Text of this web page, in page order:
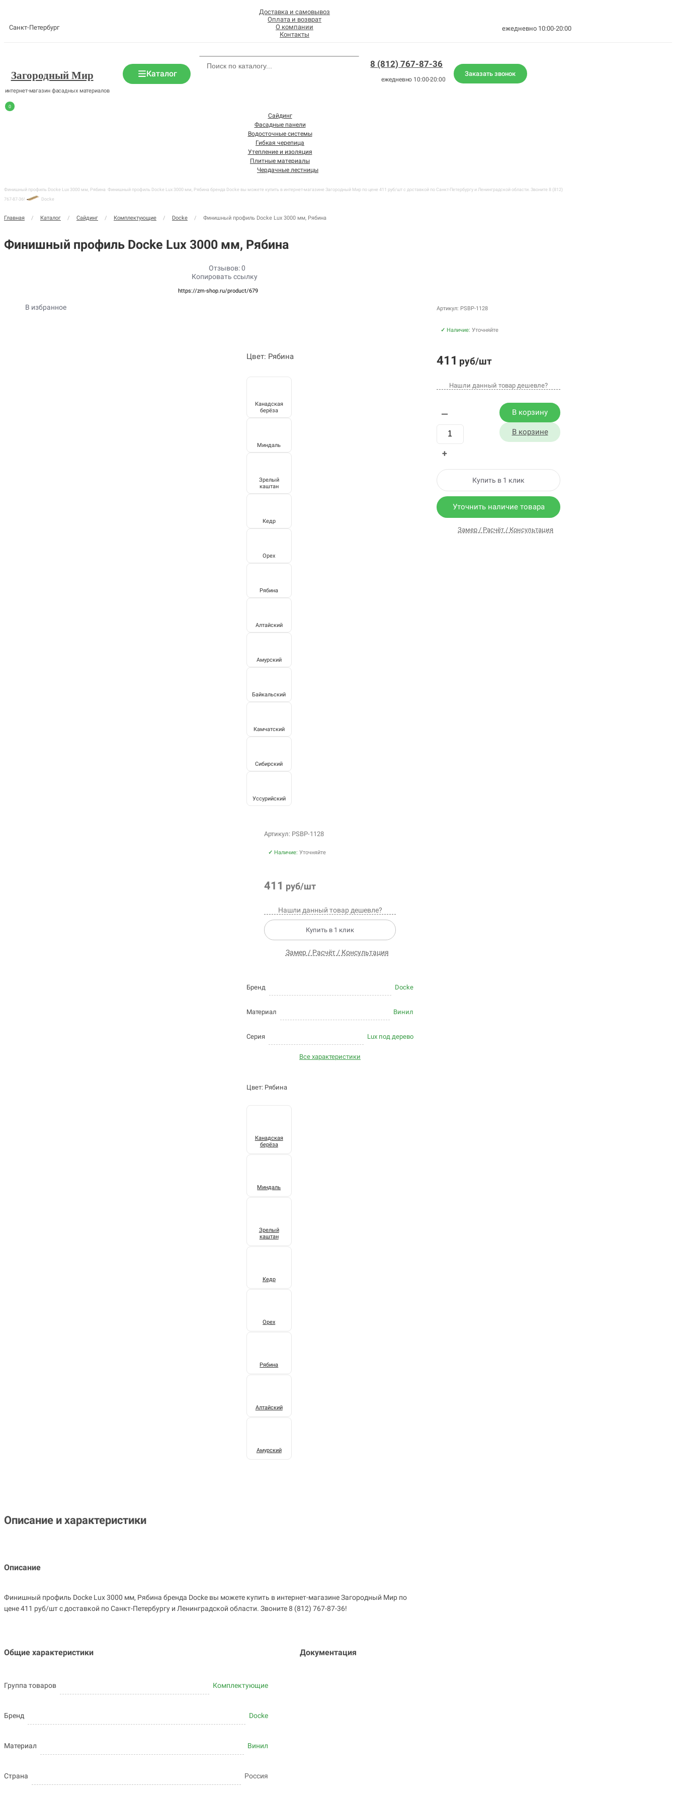
Санкт-Петербург
Доставка и самовывоз
Оплата и возврат
О компании
Контакты
ежедневно 10:00-20:00
Загородный Мир
интернет-магазин фасадных материалов
Каталог
8 (812) 767-87-36
ежедневно 10:00-20:00
Заказать звонок
0
Сайдинг
Фасадные панели
Водосточные системы
Гибкая черепица
Утепление и изоляция
Плитные материалы
Чердачные лестницы
Финишный профиль Docke Lux 3000 мм, Рябина Финишный профиль Docke Lux 3000 мм, Рябина бренда Docke вы можете купить в интернет-магазине Загородный Мир по цене 411 руб/шт с доставкой по Санкт-Петербургу и Ленинградской области. Звоните 8 (812)
767-87-36!
Docke
Главная / Каталог / Сайдинг / Комплектующие / Docke / Финишный профиль Docke Lux 3000 мм, Рябина
Финишный профиль Docke Lux 3000 мм, Рябина
Отзывов: 0
Копировать ссылку
https://zm-shop.ru/product/679
В избранное
Цвет: Рябина
Канадская
берёза
Миндаль
Зрелый
каштан
Кедр
Орех
Рябина
Алтайский
Амурский
Байкальский
Камчатский
Сибирский
Уссурийский
Артикул: PSBP-1128
✓ Наличие: Уточняйте
411 руб/шт
Нашли данный товар дешевле?
Купить в 1 клик
Замер / Расчёт / Консультация
Бренд Docke
Материал Винил
Серия Lux под дерево
Все характеристики
Цвет: Рябина
Канадская
берёза
Миндаль
Зрелый
каштан
Кедр
Орех
Рябина
Алтайский
Амурский
Описание и характеристики
Описание
Финишный профиль Docke Lux 3000 мм, Рябина бренда Docke вы можете купить в интернет-магазине Загородный Мир по
цене 411 руб/шт с доставкой по Санкт-Петербургу и Ленинградской области. Звоните 8 (812) 767-87-36!
Общие характеристики
Группа товаров Комплектующие
Бренд Docke
Материал Винил
Страна Россия
Документация
Артикул: PSBP-1128
✓ Наличие: Уточняйте
411 руб/шт
Нашли данный товар дешевле?
—
+
В корзину
В корзине
Купить в 1 клик
Уточнить наличие товара
Замер / Расчёт / Консультация